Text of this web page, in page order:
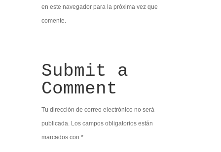
en este navegador para la próxima vez que
comente.
Submit a
Comment
Tu dirección de correo electrónico no será
publicada. Los campos obligatorios están
marcados con *